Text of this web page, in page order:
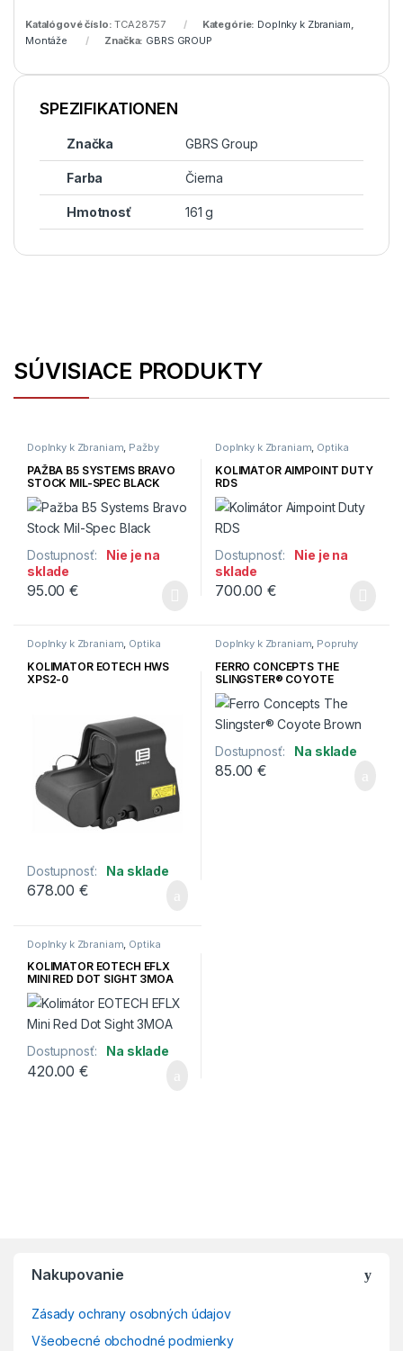
Katalógové číslo:TCA28757 Kategórie: Doplnky k Zbraniam,
Montáže
Značka: GBRS GROUP
SPEZIFIKATIONEN
Značka GBRS Group
Farba Čierna
Hmotnosť 161 g
SÚVISIACE PRODUKTY
Doplnky k Zbraniam, Pažby
PAŽBA B5 SYSTEMS BRAVO
STOCK MIL-SPEC BLACK
Dostupnosť:
Nie je na
sklade
95.00€
Doplnky k Zbraniam, Optika
KOLIMÁTOR AIMPOINT DUTY
RDS
Dostupnosť:
Nie je na
sklade
700.00€
Doplnky k Zbraniam, Optika
KOLIMÁTOR EOTECH HWS
XPS2-0
Dostupnosť: Na sklade
678.00€
Doplnky k Zbraniam, Popruhy
FERRO CONCEPTS THE
SLINGSTER® COYOTE
BROWN
Dostupnosť: Na sklade
85.00€
Doplnky k Zbraniam, Optika
KOLIMÁTOR EOTECH EFLX
MINI RED DOT SIGHT 3MOA
Dostupnosť: Na sklade
420.00€
Nakupovanie
Zásady ochrany osobných údajov
Všeobecné obchodné podmienky